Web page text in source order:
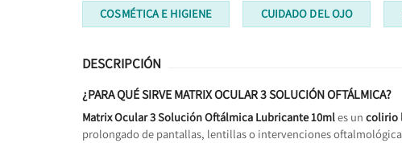
COSMÉTICA E HIGIENE CUIDADO DEL OJO
DESCRIPCIÓN
¿PARA QUÉ SIRVE MATRIX OCULAR 3 SOLUCIÓN OFTÁLMICA?
Matrix Ocular 3 Solución Oftálmica Lubricante 10mles un colirio
prolongado de pantallas, lentillas o intervenciones